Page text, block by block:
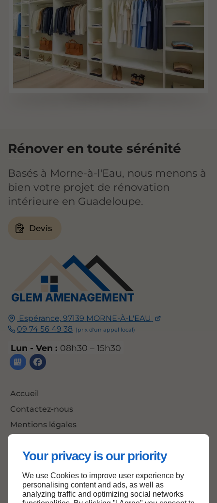
Your privacy is our priority
We use Cookies to improve user experience by
personalising content and ads, as well as
analyzing traffic and optimizing social networks
Espérance, 97139 MORNE-À-L'EAU
09 74 56 49 38
Lun - Ven : 08h30 – 15h30
Accueil
Contactez-nous
Mentions légales
Rénover en toute sérénité
Basés à Morne-à-l'Eau, nous menons à
bien votre projet de rénovation
intérieure en Guadeloupe.
Devis
Haut de page